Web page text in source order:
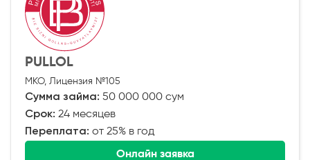
PULLOL
МКО, Лицензия №105
Сумма займа: 50 000 000 сум
Срок: 24 месяцев
Переплата: от 25% в год
Онлайн заявка